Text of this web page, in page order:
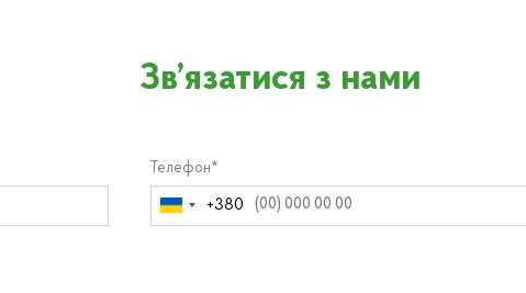
Зв’язатися з нами
Україна
+380
+380
Телефон*